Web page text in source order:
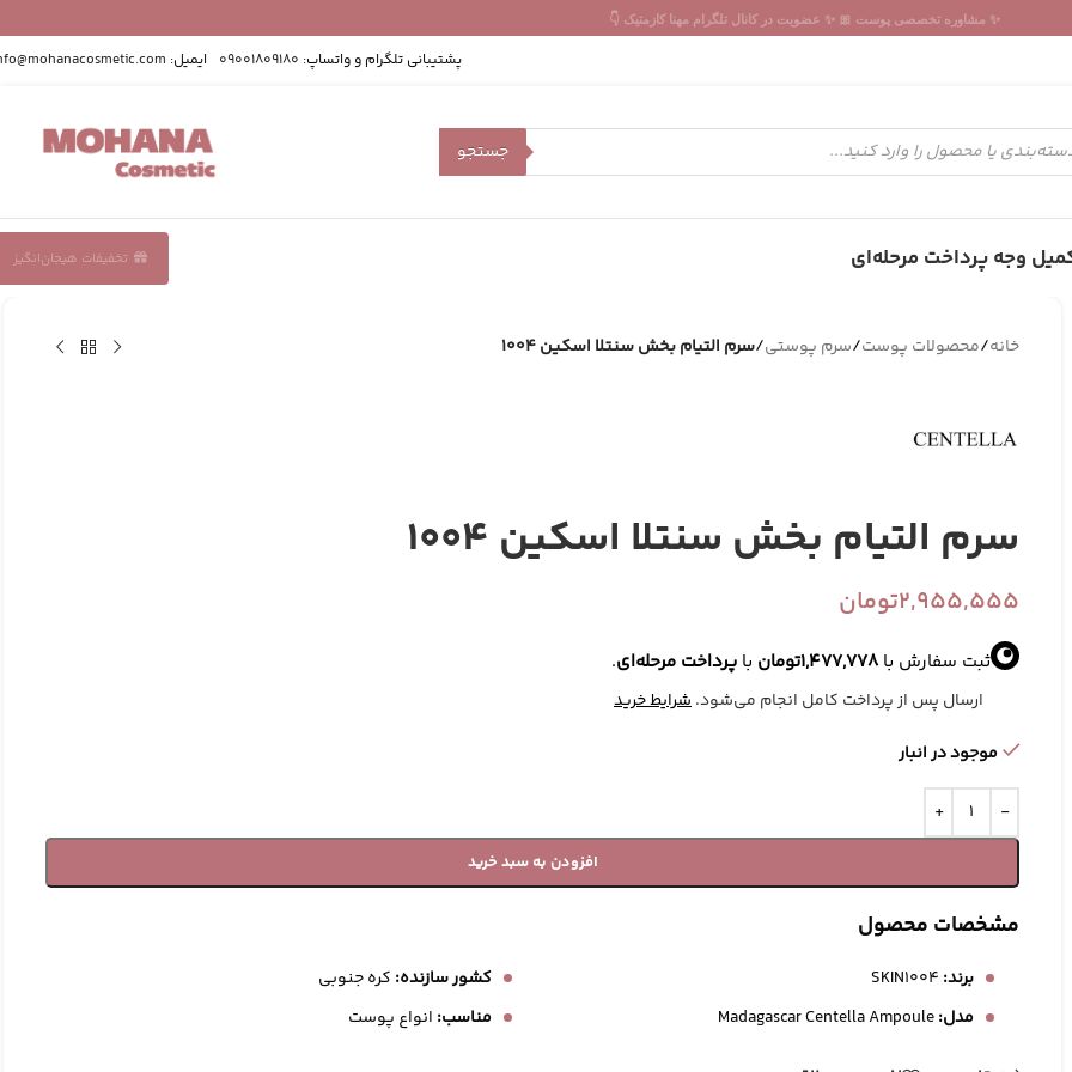
✨ مشاوره تخصصی پوست 🎀 ✨ عضویت در کانال تلگرام مهنا کازمتیک 👇
پشتیبانی تلگرام و واتساپ: 09001809180 ایمیل:
جستجو
آرایش صورت
پرایمر
تثبیت کننده آرایش
کیف آرایشی
وجه پرداخت مرحله‌ای تخفیفات هیجان‌انگیز
خانه/محصولات پوست/سرم پوستی/سرم التیام بخش سنتلا اسکین 1004
سرم التیام بخش سنتلا اسکین 1004
2,955,555تومان
ثبت سفارش با 1,477,778تومان با پرداخت مرحله‌ای.
ارسال پس از پرداخت کامل انجام می‌شود.شرایط خرید
موجود در انبار
افزودن به سبد خرید
مشخصات محصول
برند:
مدل:
کشور سازنده: کره جنوبی
مناسب: انواع پوست